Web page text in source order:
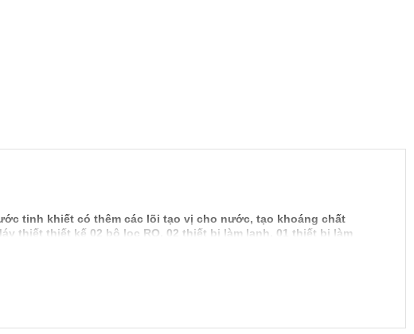
tinh khiết có thêm các lõi tạo vị cho nước, tạo khoáng chất
thiết thiết kế 02 bộ lọc RO, 02 thiết bị làm lạnh, 01 thiết bị làm